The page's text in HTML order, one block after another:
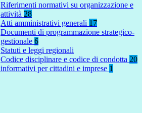
Riferimenti normativi su organizzazione e
attività 28
Atti amministrativi generali 17
Documenti di programmazione strategico-
gestionale 6
Statuti e leggi regionali
Codice disciplinare e codice di condotta 20
per cittadini e imprese 1